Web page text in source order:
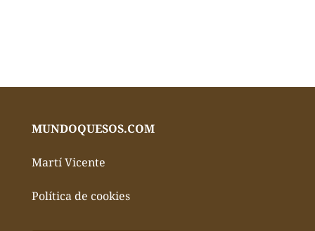
MUNDOQUESOS.COM
Martí Vicente
Política de cookies